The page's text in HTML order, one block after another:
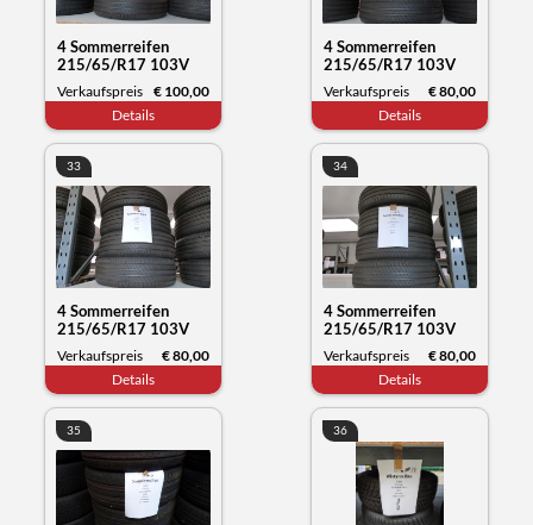
4 Sommerreifen
215/65/R17 103V
XL, Michelin Primacy,
Datum 11/23
Verkaufspreis € 100,00
Details
4 Sommerreifen
215/65/R17 103V
XL, Michelin Primacy,
Datum 12/23
Verkaufspreis
€ 80,00
Details
33
4 Sommerreifen
215/65/R17 103V
XL, Michelin Primacy,
Datum 12/23
Verkaufspreis
€ 80,00
Details
34
4 Sommerreifen
215/65/R17 103V
XL, Michelin Primacy,
Datum 22/23
Verkaufspreis
€ 80,00
Details
35 36